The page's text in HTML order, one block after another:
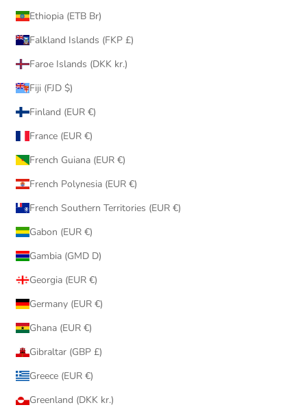
Ethiopia (ETB Br)
Falkland Islands (FKP £)
Faroe Islands (DKK kr.)
Fiji (FJD $)
Finland (EUR €)
France (EUR €)
French Guiana (EUR €)
French Polynesia (EUR €)
French Southern Territories (EUR €)
Gabon (EUR €)
Gambia (GMD D)
Georgia (EUR €)
Germany (EUR €)
Ghana (EUR €)
Gibraltar (GBP £)
Greece (EUR €)
Greenland (DKK kr.)